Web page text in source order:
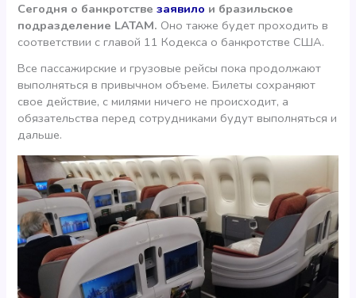
Сегодня о банкротствезаявило и бразильское
подразделение LATAM. Оно также будет проходить в
соответствии с главой 11 Кодекса о банкротстве США.
Все пассажирские и грузовые рейсы пока продолжают
выполняться в привычном объеме. Билеты сохраняют
свое действие, с милями ничего не происходит, а
обязательства перед сотрудниками будут выполняться и
дальше.